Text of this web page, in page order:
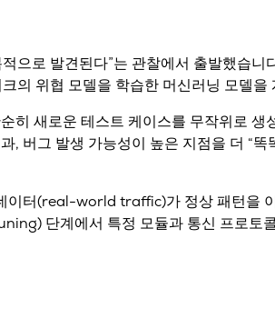
으로 발견된다”는 관찰에서 출발했습니
의 위협 모델을 학습한 머신러닝 모델을
히 새로운 테스트 케이스를 무작위로 생
, 버그 발생 가능성이 높은 지점을 더 “똑
이터(real-world traffic)가 정상 패턴을
단계에서 특정 모듈과 통신 프로토